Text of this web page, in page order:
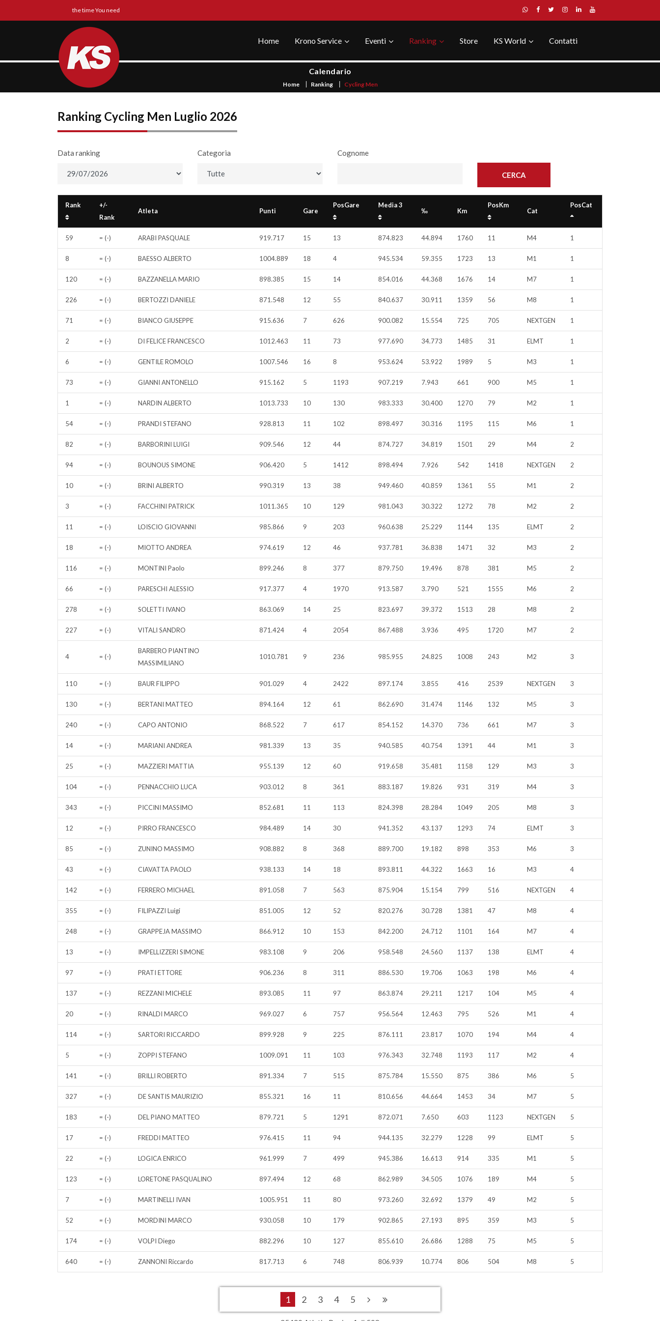
the time You need
Home Krono Service Eventi Ranking Store KS World Contatti
Calendario
Home Ranking Cycling Men
Ranking Cycling Men Luglio 2026
Data ranking Categoria Cognome
Rank
+/-
Rank
Atleta Punti Gare
PosGare Media 3
‰ Km
PosKm
Cat
PosCat
59 = (-) ARABI PASQUALE 919.717 15 13 874.823 44.894 1760 11 M4 1
8 = (-) BAESSO ALBERTO 1004.889 18 4 945.534 59.355 1723 13 M1 1
120 = (-) BAZZANELLA MARIO 898.385 15 14 854.016 44.368 1676 14 M7 1
226 = (-) BERTOZZI DANIELE 871.548 12 55 840.637 30.911 1359 56 M8 1
71 = (-) BIANCO GIUSEPPE 915.636 7 626 900.082 15.554 725 705 NEXTGEN 1
2 = (-) DI FELICE FRANCESCO 1012.463 11 73 977.690 34.773 1485 31 ELMT 1
6 = (-) GENTILE ROMOLO 1007.546 16 8 953.624 53.922 1989 5 M3 1
73 = (-) GIANNI ANTONELLO 915.162 5 1193 907.219 7.943 661 900 M5 1
1 = (-) NARDIN ALBERTO 1013.733 10 130 983.333 30.400 1270 79 M2 1
54 = (-) PRANDI STEFANO 928.813 11 102 898.497 30.316 1195 115 M6 1
82 = (-) BARBORINI LUIGI 909.546 12 44 874.727 34.819 1501 29 M4 2
94 = (-) BOUNOUS SIMONE 906.420 5 1412 898.494 7.926 542 1418 NEXTGEN 2
10 = (-) BRINI ALBERTO 990.319 13 38 949.460 40.859 1361 55 M1 2
3 = (-) FACCHINI PATRICK 1011.365 10 129 981.043 30.322 1272 78 M2 2
11 = (-) LOISCIO GIOVANNI 985.866 9 203 960.638 25.229 1144 135 ELMT 2
18 = (-) MIOTTO ANDREA 974.619 12 46 937.781 36.838 1471 32 M3 2
116 = (-) MONTINI Paolo 899.246 8 377 879.750 19.496 878 381 M5 2
66 = (-) PARESCHI ALESSIO 917.377 4 1970 913.587 3.790 521 1555 M6 2
278 = (-) SOLETTI IVANO 863.069 14 25 823.697 39.372 1513 28 M8 2
227 = (-) VITALI SANDRO 871.424 4 2054 867.488 3.936 495 1720 M7 2
4 = (-)
BARBERO PIANTINO
MASSIMILIANO
1010.781 9 236 985.955 24.825 1008 243 M2 3
110 = (-) BAUR FILIPPO 901.029 4 2422 897.174 3.855 416 2539 NEXTGEN 3
130 = (-) BERTANI MATTEO 894.164 12 61 862.690 31.474 1146 132 M5 3
240 = (-) CAPO ANTONIO 868.522 7 617 854.152 14.370 736 661 M7 3
14 = (-) MARIANI ANDREA 981.339 13 35 940.585 40.754 1391 44 M1 3
25 = (-) MAZZIERI MATTIA 955.139 12 60 919.658 35.481 1158 129 M3 3
104 = (-) PENNACCHIO LUCA 903.012 8 361 883.187 19.826 931 319 M4 3
343 = (-) PICCINI MASSIMO 852.681 11 113 824.398 28.284 1049 205 M8 3
12 = (-) PIRRO FRANCESCO 984.489 14 30 941.352 43.137 1293 74 ELMT 3
85 = (-) ZUNINO MASSIMO 908.882 8 368 889.700 19.182 898 353 M6 3
43 = (-) CIAVATTA PAOLO 938.133 14 18 893.811 44.322 1663 16 M3 4
142 = (-) FERRERO MICHAEL 891.058 7 563 875.904 15.154 799 516 NEXTGEN 4
355 = (-) FILIPAZZI Luigi 851.005 12 52 820.276 30.728 1381 47 M8 4
248 = (-) GRAPPEJA MASSIMO 866.912 10 153 842.200 24.712 1101 164 M7 4
13 = (-) IMPELLIZZERI SIMONE 983.108 9 206 958.548 24.560 1137 138 ELMT 4
97 = (-) PRATI ETTORE 906.236 8 311 886.530 19.706 1063 198 M6 4
137 = (-) REZZANI MICHELE 893.085 11 97 863.874 29.211 1217 104 M5 4
20 = (-) RINALDI MARCO 969.027 6 757 956.564 12.463 795 526 M1 4
114 = (-) SARTORI RICCARDO 899.928 9 225 876.111 23.817 1070 194 M4 4
5 = (-) ZOPPI STEFANO 1009.091 11 103 976.343 32.748 1193 117 M2 4
141 = (-) BRILLI ROBERTO 891.334 7 515 875.784 15.550 875 386 M6 5
327 = (-) DE SANTIS MAURIZIO 855.321 16 11 810.656 44.664 1453 34 M7 5
183 = (-) DEL PIANO MATTEO 879.721 5 1291 872.071 7.650 603 1123 NEXTGEN 5
17 = (-) FREDDI MATTEO 976.415 11 94 944.135 32.279 1228 99 ELMT 5
22 = (-) LOGICA ENRICO 961.999 7 499 945.386 16.613 914 335 M1 5
123 = (-) LORETONE PASQUALINO 897.494 12 68 862.989 34.505 1076 189 M4 5
7 = (-) MARTINELLI IVAN 1005.951 11 80 973.260 32.692 1379 49 M2 5
52 = (-) MORDINI MARCO 930.058 10 179 902.865 27.193 895 359 M3 5
174 = (-) VOLPI Diego 882.296 10 127 855.610 26.686 1288 75 M5 5
640 = (-) ZANNONI Riccardo 817.713 6 748 806.939 10.774 806 504 M8 5
1 2 3 4 5